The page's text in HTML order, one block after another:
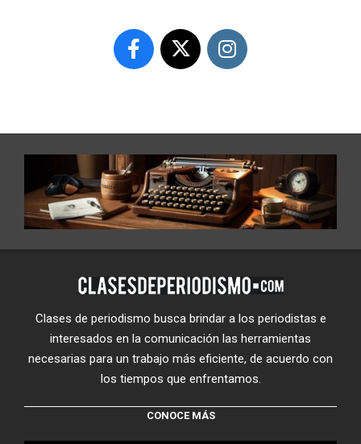
Clases de periodismo busca brindar a los periodistas e
interesados en la comunicación las herramientas
necesarias para un trabajo más eficiente, de acuerdo con
los tiempos que enfrentamos.
CONOCE MÁS